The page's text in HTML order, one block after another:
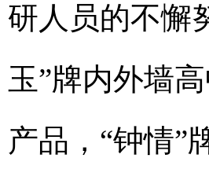
研人员的不懈
玉”牌内外墙
产品，“钟情”